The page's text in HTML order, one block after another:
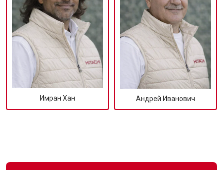
Имран Хан Андрей Иванович